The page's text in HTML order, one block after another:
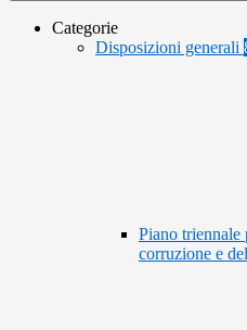
Categorie
Disposizioni generali
Piano triennale
corruzione e